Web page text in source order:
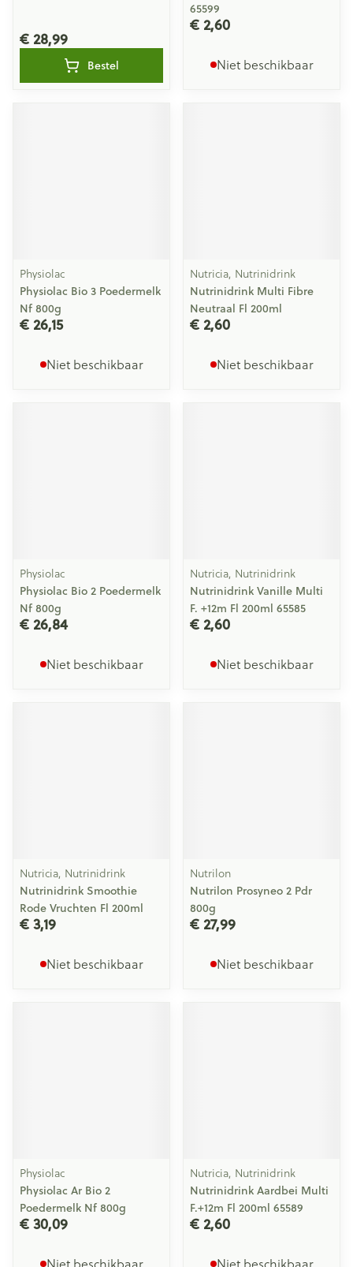
€ 28,99
Bestel
65599
€ 2,60
Niet beschikbaar
Physiolac
Physiolac Bio 3 Poedermelk
Nf 800g
€ 26,15
Niet beschikbaar
Nutricia, Nutrinidrink
Nutrinidrink Multi Fibre
Neutraal Fl 200ml
€ 2,60
Niet beschikbaar
Physiolac
Physiolac Bio 2 Poedermelk
Nf 800g
€ 26,84
Niet beschikbaar
Nutricia, Nutrinidrink
Nutrinidrink Vanille Multi
F. +12m Fl 200ml 65585
€ 2,60
Niet beschikbaar
Nutricia, Nutrinidrink
Nutrinidrink Smoothie
Rode Vruchten Fl 200ml
€ 3,19
Niet beschikbaar
Nutrilon
Nutrilon Prosyneo 2 Pdr
800g
€ 27,99
Niet beschikbaar
Physiolac
Physiolac Ar Bio 2
Poedermelk Nf 800g
€ 30,09
Nutricia, Nutrinidrink
Nutrinidrink Aardbei Multi
F.+12m Fl 200ml 65589
€ 2,60